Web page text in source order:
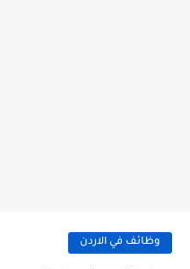
وظائف في الاردن